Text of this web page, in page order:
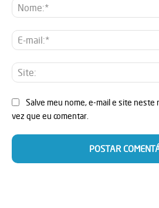
Salve meu nome, e-mail e site neste
vez que eu comentar.